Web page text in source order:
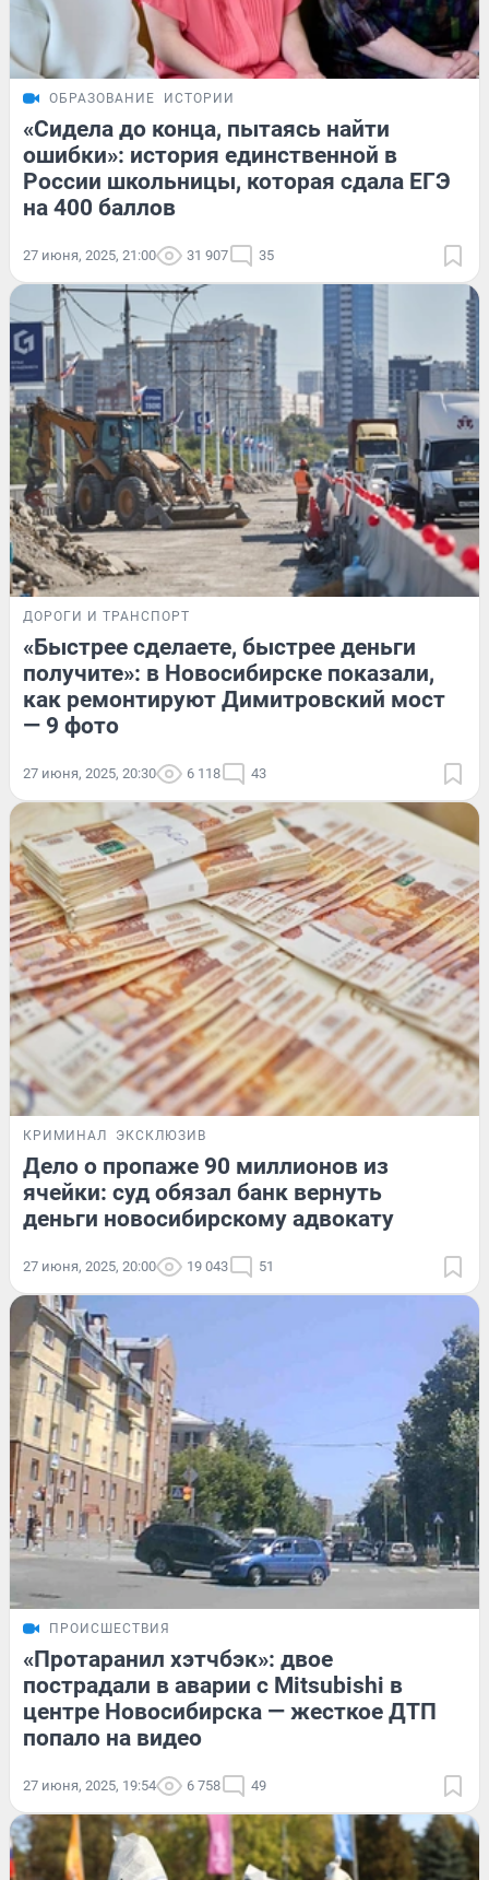
ОБРАЗОВАНИЕ ИСТОРИИ
«Сидела до конца, пытаясь найти
ошибки»: история единственной в
России школьницы, которая сдала ЕГЭ
на 400 баллов
27 июня, 2025, 21:00 31 907 35
ДОРОГИ И ТРАНСПОРТ
«Быстрее сделаете, быстрее деньги
получите»: в Новосибирске показали,
как ремонтируют Димитровский мост
— 9 фото
27 июня, 2025, 20:30 6 118 43
КРИМИНАЛ ЭКСКЛЮЗИВ
Дело о пропаже 90 миллионов из
ячейки: суд обязал банк вернуть
деньги новосибирскому адвокату
27 июня, 2025, 20:00 19 043 51
ПРОИСШЕСТВИЯ
«Протаранил хэтчбэк»: двое
пострадали в аварии с Mitsubishi в
центре Новосибирска — жесткое ДТП
попало на видео
27 июня, 2025, 19:54 6 758 49